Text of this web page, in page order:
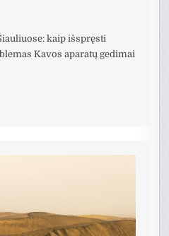
kaip išspręsti
Kavos aparatų gedimai